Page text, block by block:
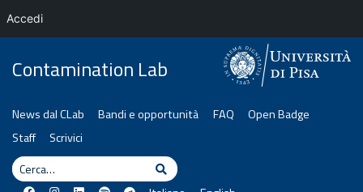
Contamination Lab
News dal CLab Bandi e opportunità FAQ
Open Badge
Staff
Scrivici
Cerca
Cerca
Accedi